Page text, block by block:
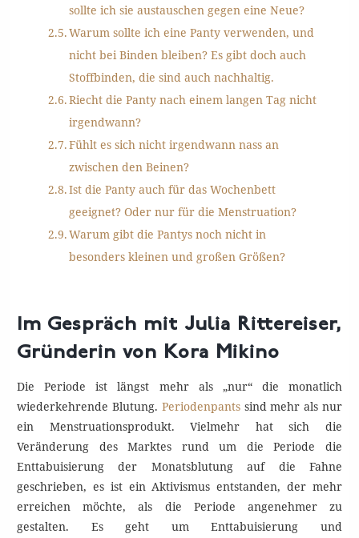
sollte ich sie austauschen gegen eine Neue?
Warum sollte ich eine Panty verwenden, und
nicht bei Binden bleiben? Es gibt doch auch
Stoffbinden, die sind auch nachhaltig.
Riecht die Panty nach einem langen Tag nicht
irgendwann?
Fühlt es sich nicht irgendwann nass an
zwischen den Beinen?
Ist die Panty auch für das Wochenbett
geeignet? Oder nur für die Menstruation?
Warum gibt die Pantys noch nicht in
besonders kleinen und großen Größen?
Im Gespräch mit Julia Rittereiser,
Gründerin von Kora Mikino
Die Periode ist längst mehr als „nur“ die monatlich
wiederkehrende Blutung. Periodenpantssind mehr als nur
ein Menstruationsprodukt. Vielmehr hat sich die
Veränderung des Marktes rund um die Periode die
Enttabuisierung der Monatsblutung auf die Fahne
geschrieben, es ist ein Aktivismus entstanden, der mehr
erreichen möchte, als die Periode angenehmer zu
gestalten. Es geht um Enttabuisierung und